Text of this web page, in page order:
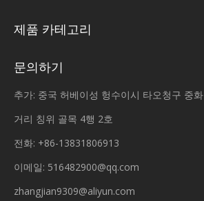
제품 카테고리
문의하기
추가: 중국 허베이성 헝수이시 타오청구 중화
거리 칭위 골목 4행 2호
전화: +86-13831806913
이메일: 516482900@qq.com
zhangjian9309@aliyun.com